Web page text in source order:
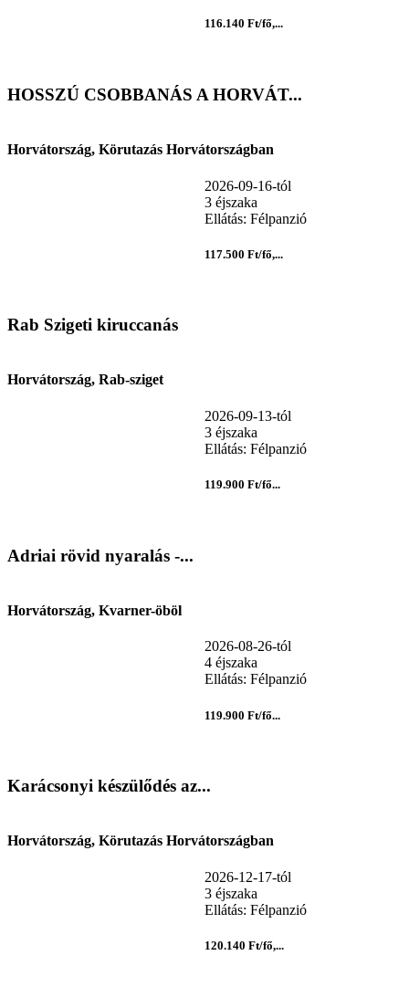
116.140 Ft/fő,...
HOSSZÚ CSOBBANÁS A HORVÁT...
Horvátország, Körutazás Horvátországban
2026-09-16-tól
3 éjszaka
Ellátás: Félpanzió
117.500 Ft/fő,...
Rab Szigeti kiruccanás
Horvátország, Rab-sziget
2026-09-13-tól
3 éjszaka
Ellátás: Félpanzió
119.900 Ft/fő...
Adriai rövid nyaralás -...
Horvátország, Kvarner-öböl
2026-08-26-tól
4 éjszaka
Ellátás: Félpanzió
119.900 Ft/fő...
Karácsonyi készülődés az...
Horvátország, Körutazás Horvátországban
2026-12-17-tól
3 éjszaka
Ellátás: Félpanzió
120.140 Ft/fő,...